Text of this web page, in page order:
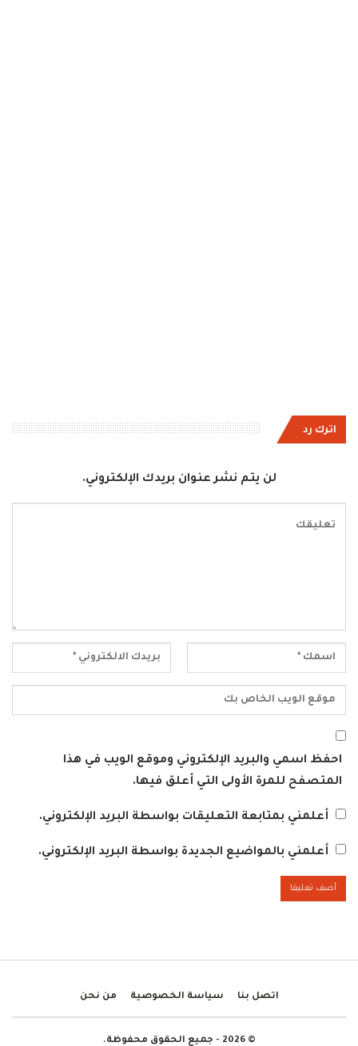
اترك رد
لن يتم نشر عنوان بريدك الإلكتروني.
احفظ اسمي والبريد الإلكتروني وموقع الويب في هذا
المتصفح للمرة الأولى التي أعلق فيها.
أعلمني بمتابعة التعليقات بواسطة البريد الإلكتروني.
أعلمني بالمواضيع الجديدة بواسطة البريد الإلكتروني.
اتصل بنا سياسة الخصوصية من نحن
© 2026 - جميع الحقوق محفوظة.